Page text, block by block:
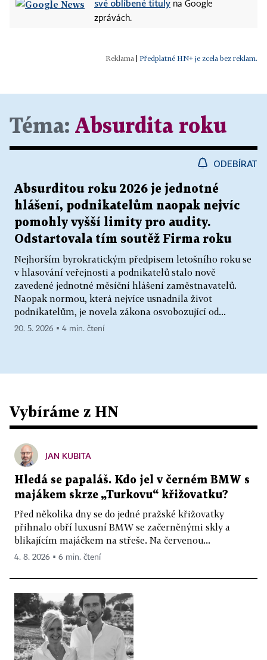
své oblíbené tituly na Google
zprávách.
Předplatné HN+ je zcela bez reklam.
Téma: Absurdita roku
ODEBÍRAT
Absurditou roku 2026 je jednotné
hlášení, podnikatelům naopak nejvíc
pomohly vyšší limity pro audity.
Odstartovala tím soutěž Firma roku
Nejhorším byrokratickým předpisem letošního roku se
v hlasování veřejnosti a podnikatelů stalo nově
zavedené jednotné měsíční hlášení zaměstnavatelů.
Naopak normou, která nejvíce usnadnila život
podnikatelům, je novela zákona osvobozující od...
20. 5. 2026 ▪ 4 min. čtení
Vybíráme z HN
JAN KUBITA
Hledá se papaláš. Kdo jel v černém BMW s
majákem skrze „Turkovu“ křižovatku?
Před několika dny se do jedné pražské křižovatky
přihnalo obří luxusní BMW se začerněnými skly a
blikajícím majáčkem na střeše. Na červenou...
4. 8. 2026 ▪ 6 min. čtení